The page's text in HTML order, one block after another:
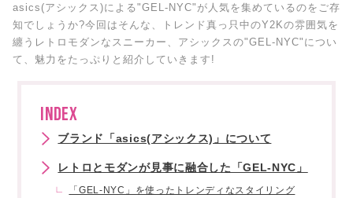
asics(アシックス)による"GEL-NYC"が人気を集めているのをご存
知でしょうか?今回はそんな、トレンド真っ只中のY2Kの雰囲気を
纏うレトロモダンなスニーカー、アシックスの"GEL-NYC"につい
て、魅力をたっぷりと紹介していきます!
INDEX
ブランド「asics(アシックス)」について
レトロとモダンが見事に融合した「GEL-NYC」
「GEL-NYC」を使ったトレンディなスタイリング